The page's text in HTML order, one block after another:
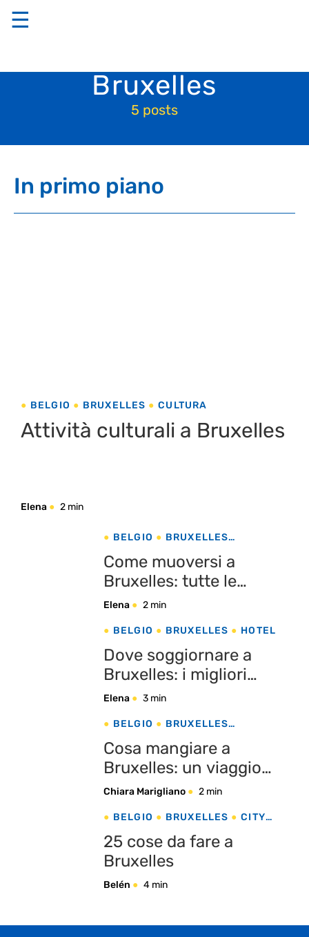
☰
Bruxelles
5 posts
In primo piano
BELGIO BRUXELLES CULTURA
Attività culturali a Bruxelles
Elena 2 min
BELGIO
BRUXELLES
Come muoversi a
Bruxelles: tutte le
opzioni di trasporto
Elena 2 min
BELGIO BRUXELLES HOTEL
Dove soggiornare a
Bruxelles: i migliori
quartieri
Elena 3 min
BELGIO
BRUXELLES
Cosa mangiare a
Bruxelles: un viaggio
gastronomico nella
Chiara Marigliano 2 min
BELGIO BRUXELLES
CITY
25 cose da fare a
Bruxelles
Belén 4 min